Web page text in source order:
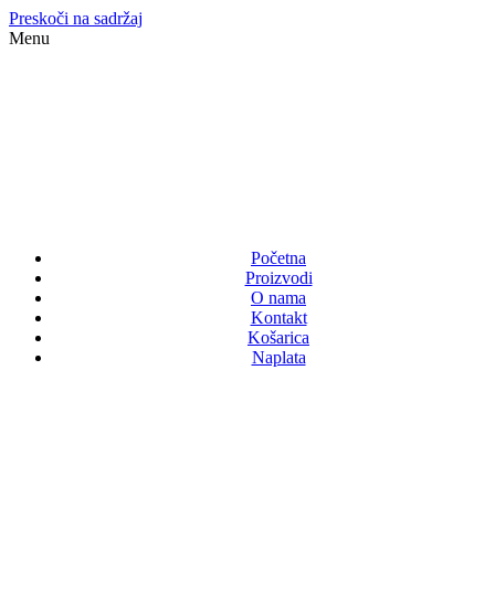
Preskoči na sadržaj
Menu
Početna
Proizvodi
O nama
Kontakt
Košarica
Naplata